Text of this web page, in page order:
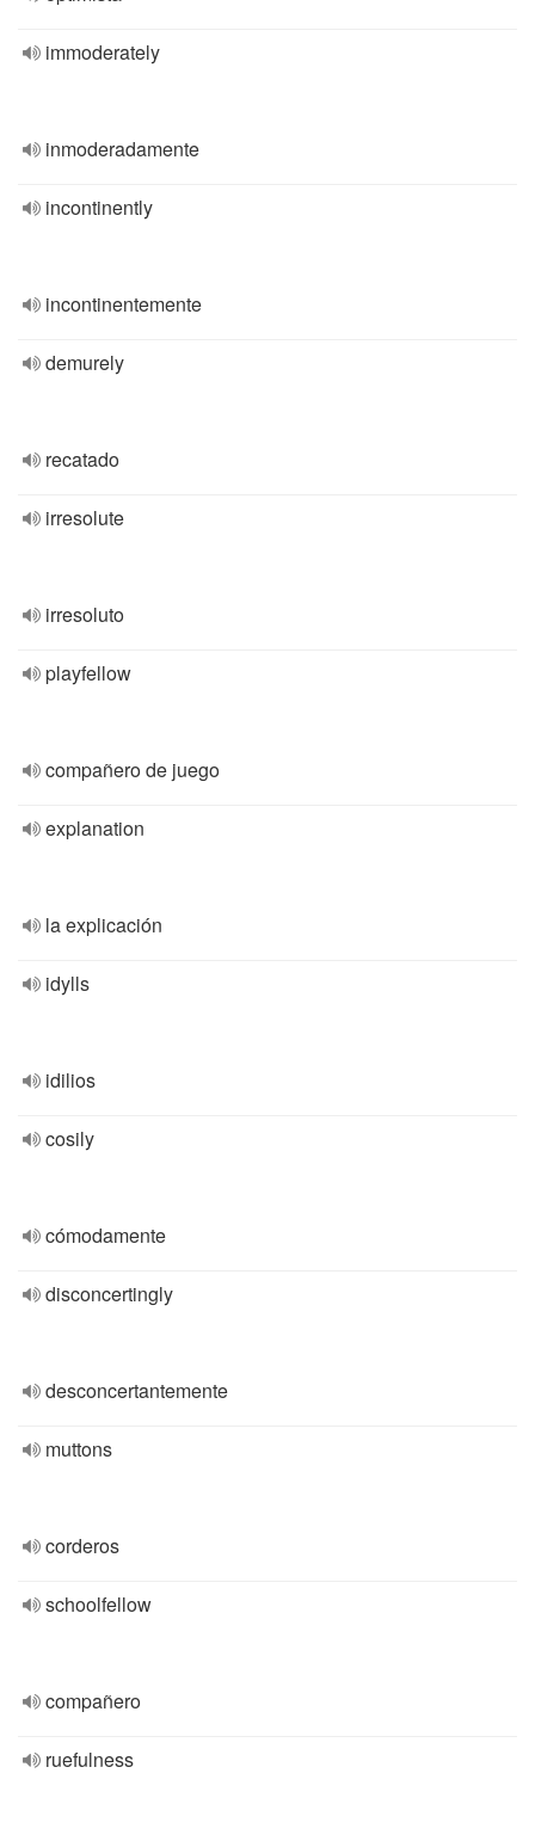
immoderately
inmoderadamente
incontinently
incontinentemente
demurely
recatado
irresolute
irresoluto
playfellow
compañero de juego
explanation
la explicación
idylls
idilios
cosily
cómodamente
disconcertingly
desconcertantemente
muttons
corderos
schoolfellow
compañero
ruefulness